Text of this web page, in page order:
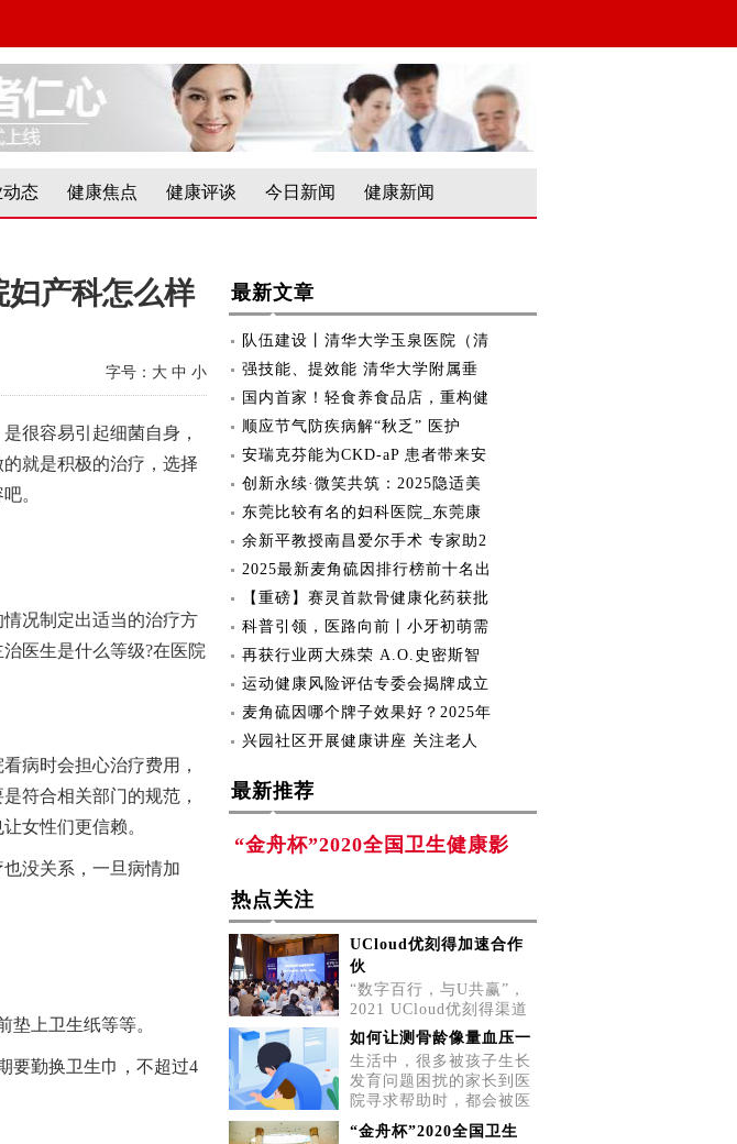
态 健康焦点 健康评谈 今日新闻 健康新闻
妇产科怎么样
字号： 大 中 小
很容易引起细菌自身，
就是积极的治疗，选择
。
况制定出适当的治疗方
医生是什么等级?在医院
病时会担心治疗费用，
符合相关部门的规范，
女性们更信赖。
没关系，一旦病情加
垫上卫生纸等等。
要勤换卫生巾，不超过4
最新文章
队伍建设丨清华大学玉泉医院（清
强技能、提效能 清华大学附属垂
国内首家！轻食养食品店，重构健
顺应节气防疾病解“秋乏” 医护
安瑞克芬能为CKD-aP 患者带来安
创新永续·微笑共筑：2025隐适美
东莞比较有名的妇科医院_东莞康
余新平教授南昌爱尔手术 专家助2
2025最新麦角硫因排行榜前十名出
【重磅】赛灵首款骨健康化药获批
科普引领，医路向前丨小牙初萌需
再获行业两大殊荣 A.O.史密斯智
运动健康风险评估专委会揭牌成立
麦角硫因哪个牌子效果好？2025年
兴园社区开展健康讲座 关注老人
最新推荐
“金舟杯”2020全国卫生健康影
热点关注
UCloud优刻得加速合作
伙
“数字百行，与U共赢”，
2021 UCloud优刻得渠道
招募会五城巡展第二站，
5月2
如何让测骨龄像量血压一
生活中，很多被孩子生长
发育问题困扰的家长到医
院寻求帮助时，都会被医
生告
“金舟杯”2020全国卫生